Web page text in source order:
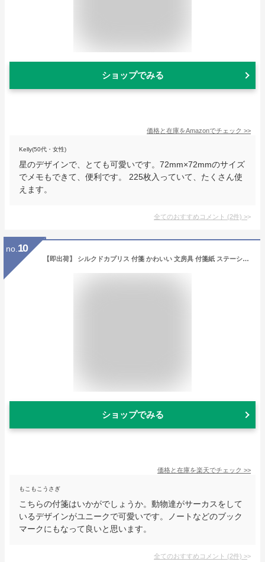
ショップでみる
価格と在庫をAmazonでチェック >>
Kelly(50代・女性)
星のデザインで、とても可愛いです。72mm×72mmのサイズ
でメモもできて、便利です。 225枚入っていて、たくさん使
えます。
全てのおすすめコメント (2件) >
no. 10
【即出荷】 シルクドカプリス 付箋 かわいい 文房具 付箋紙 ステーショナリー ポストイット ふせん 事務用品 紙製品 文具 付箋セット メモ プチギフト 動物 アニマル 犬 プードル ライオン ゾウ 馬 サーカス プレゼント PFBS2500 SPICE スパイス 【定形外郵便送料無料】
ショップでみる
価格と在庫を楽天でチェック >>
もこもこうさぎ
こちらの付箋はいかがでしょうか。動物達がサーカスをして
いるデザインがユニークで可愛いです。ノートなどのブック
マークにもなって良いと思います。
全てのおすすめコメント (2件) >